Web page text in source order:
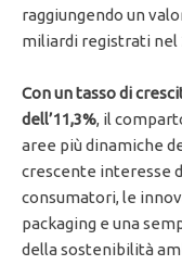
raggiungendo un
miliardi registrati nel
Con un tasso di
dell’11,3%, il
aree più dinamiche
crescente interesse
consumatori, le
packaging e una
della sostenibilità